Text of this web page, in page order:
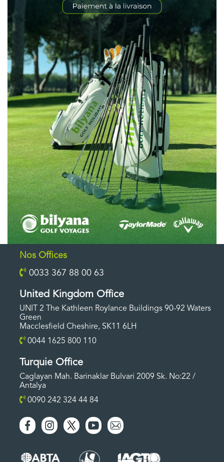
Nos Offices
0033 367 88 00 63
United Kingdom Office
UNIT 2 The Kathleen Roylance Buildings 90-92 Waters
Green
Macclesfield Cheshire, SK11 6LH
0044 1625 800 110
Turquie Office
Caglayan Mah. Barinaklar Bulvari 2009 Sk. No:22 /
Antalya
0090 242 324 44 84